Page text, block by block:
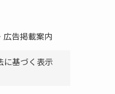
広告掲載案内
に基づく表示